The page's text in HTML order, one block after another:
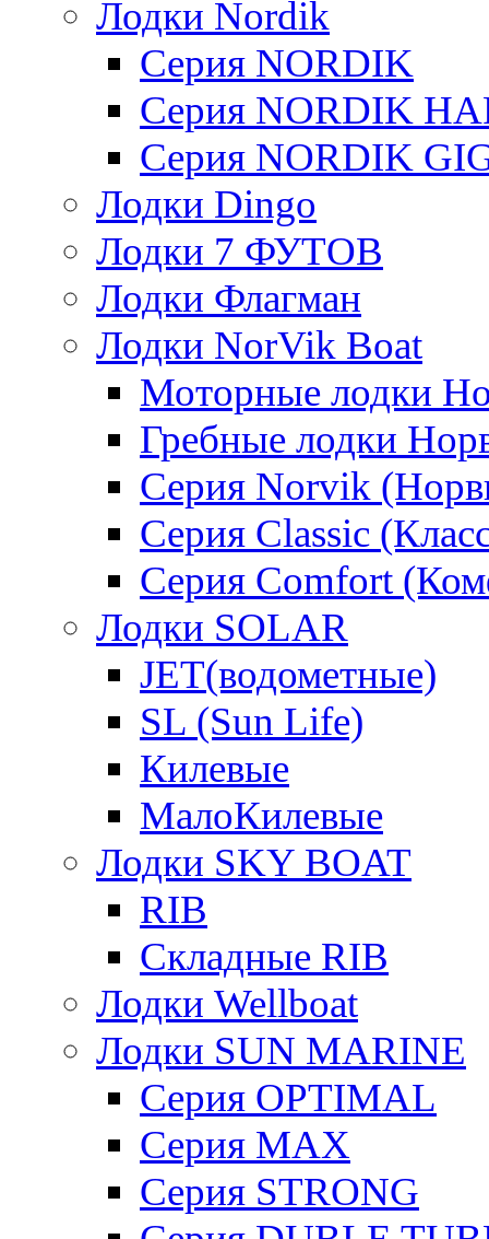
Лодки Nordik
Серия NORDIK
Серия NORDIK
Серия NORDIK
Лодки Dingo
Лодки 7 ФУТОВ
Лодки Флагман
Лодки NorVik Boat
Моторные лодки
Гребные лодки
Серия Norvik
Серия Classic
Серия Comfort
Лодки SOLAR
JET(водометные)
SL (Sun Life)
Килевые
МалоКилевые
Лодки SKY BOAT
RIB
Складные RIB
Лодки Wellboat
Лодки SUN MARINE
Серия OPTIMAL
Cерия MAX
Cерия STRONG